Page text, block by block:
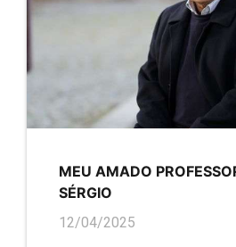
MEU AMADO
SÉRGIO
12/04/2025